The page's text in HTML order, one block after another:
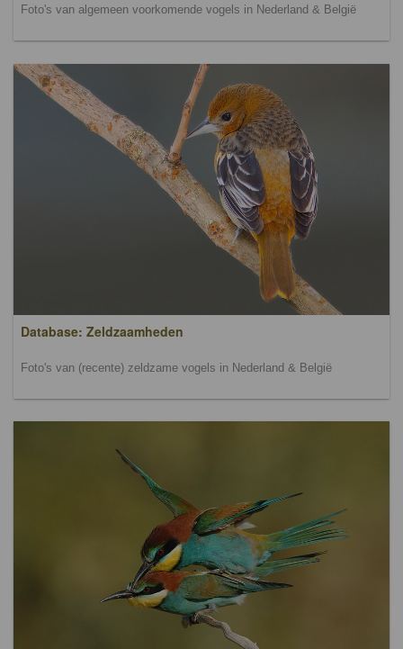
Foto's van algemeen voorkomende vogels in Nederland & België
Database: Zeldzaamheden
Foto's van (recente) zeldzame vogels in Nederland & België